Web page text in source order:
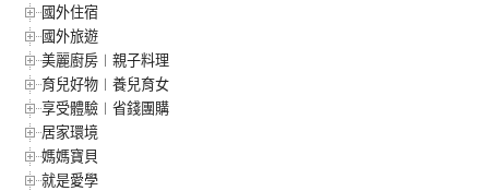
國外住宿
國外旅遊
美麗廚房︱親子料理
育兒好物︱養兒育女
享受體驗︱省錢團購
居家環境
媽媽寶貝
就是愛學